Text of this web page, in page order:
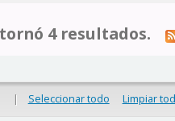
4 resultados.
| Seleccionar todo Limpiar